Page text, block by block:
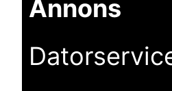
Annons